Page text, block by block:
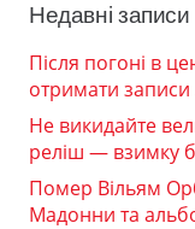
Недавні записи
Після погоні в
отримати записи
Не викидайте
реліш — взимку
Помер Вільям
Мадонни та